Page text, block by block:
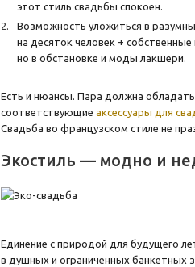
этот стиль свадьбы спокоен.
Возможность уложиться в
на десяток человек +
но в обстановке и моды лакшери.
Есть и нюансы. Пара должна
соответствующие аксессуары для
Свадьба во французском стиле не
Экостиль — модно и
Единение с природой для будущего
в душных и ограниченных банкетных